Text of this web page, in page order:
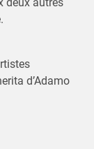
d’Adamo